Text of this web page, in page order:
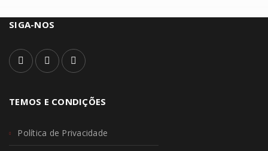
SIGA-NOS
TEMOS E CONDIÇÕES
Política de Privacidade